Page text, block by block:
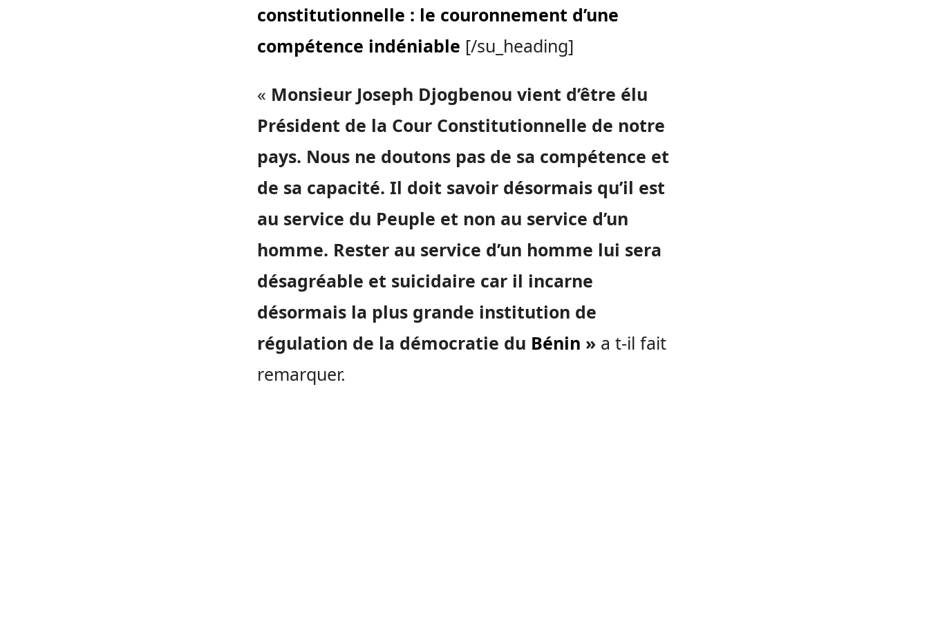
constitutionnelle : le couronnement d’une
compétence indéniable [/su_heading]
« Monsieur Joseph Djogbenou vient d’être élu
Président de la Cour Constitutionnelle de notre
pays. Nous ne doutons pas de sa compétence et
de sa capacité. Il doit savoir désormais qu’il est
au service du Peuple et non au service d’un
homme. Rester au service d’un homme lui sera
désagréable et suicidaire car il incarne
désormais la plus grande institution de
régulation de la démocratie du Bénin » a t-il fait
remarquer.